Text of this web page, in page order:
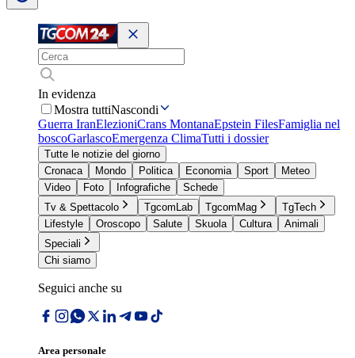
In evidenza
Mostra tuttiNascondi
Guerra IranElezioniCrans MontanaEpstein FilesFamiglia nel
boscoGarlascoEmergenza ClimaTutti i dossier
Tutte le notizie del giorno
Cronaca
Mondo Politica Economia Sport
Meteo
Video
Foto Infografiche
Schede
Tv & Spettacolo
TgcomLab TgcomMag
TgTech
Lifestyle
Oroscopo Salute Skuola Cultura
Animali
Speciali
Chi siamo
Seguici anche su
Area personale